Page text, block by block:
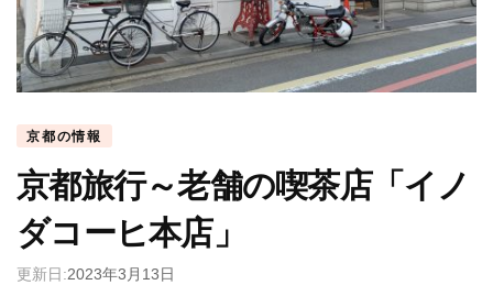
京都の情報
京都旅行～老舗の喫茶店「イノ
ダコーヒ本店」
更新日:2023年3月13日